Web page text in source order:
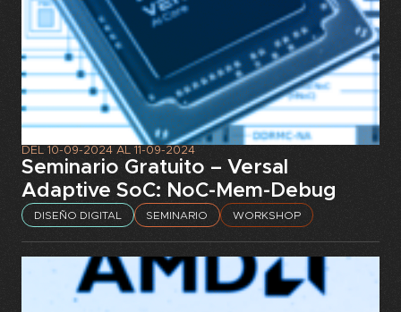
DEL 10-09-2024 AL 11-09-2024
Seminario Gratuito – Versal
Adaptive SoC: NoC-Mem-Debug
DISEÑO DIGITAL SEMINARIO WORKSHOP